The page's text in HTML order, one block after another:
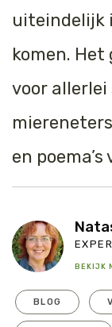
uiteindelijk
komen. Het
voor allerlei
en
BEKIJK
BLOG